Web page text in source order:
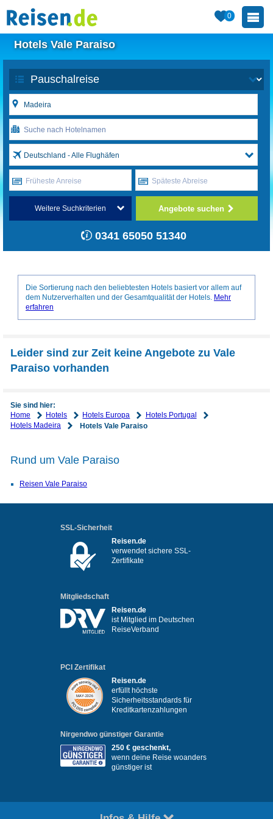
0
Hotels Vale Paraiso
Deutschland - Alle Flughäfen
Früheste Anreise Späteste Abreise
Weitere Suchkriterien Angebote suchen
0341 65050 51340
Die Sortierung nach den beliebtesten Hotels basiert vor allem auf
dem Nutzerverhalten und der Gesamtqualität der Hotels. Mehr
erfahren
Leider sind zur Zeit keine Angebote zu Vale
Paraiso vorhanden
Sie sind hier:
Home
Hotels Hotels Europa
Hotels Portugal
Hotels Madeira
Hotels Vale Paraiso
Rund um Vale Paraiso
Reisen Vale Paraiso
SSL-Sicherheit
Reisen.de
verwendet sichere SSL-
Zertifikate
Mitgliedschaft
Reisen.de
ist Mitglied im Deutschen
ReiseVerband
PCI Zertifikat
Reisen.de
erfüllt höchste
Sicherheitsstandards für
Kreditkartenzahlungen
Nirgendwo günstiger Garantie
250 € geschenkt,
wenn deine Reise woanders
günstiger ist